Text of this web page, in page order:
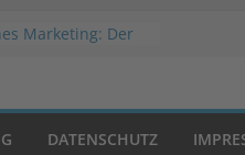
Marketing: Der
Werbestrategien
DATENSCHUTZ